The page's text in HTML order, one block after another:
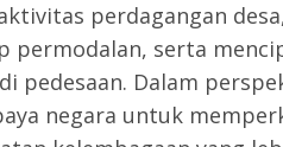
perdagangan
permodalan, serta
pedesaan. Dalam
negara untuk